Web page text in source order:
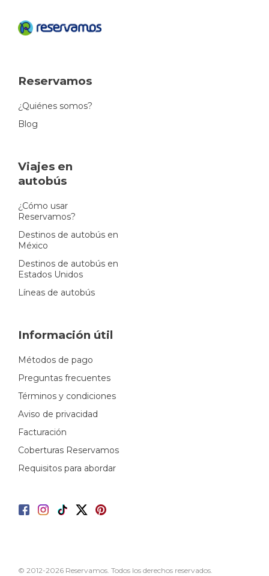
Reservamos
¿Quiénes somos?
Blog
Viajes en
autobús
¿Cómo usar
Reservamos?
Destinos de autobús en
México
Destinos de autobús en
Estados Unidos
Líneas de autobús
Información útil
Métodos de pago
Preguntas frecuentes
Términos y condiciones
Aviso de privacidad
Facturación
Coberturas Reservamos
Requisitos para abordar
© 2012-2026 Reservamos. Todos los derechos reservados.